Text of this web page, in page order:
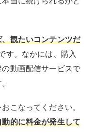
なくなったらいつで
です。店舗に出向いた
なく、基本的にはそ
の、一定の金額を支
も自由度の高さを象